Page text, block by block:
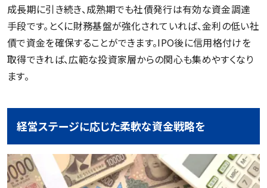
成長期に引き続き、成熟期でも社債発行は有効な資金調達
手段です。とくに財務基盤が強化されていれば、金利の低い社
債で資金を確保することができます。IPO後に信用格付けを
取得できれば、広範な投資家層からの関心も集めやすくなり
ます。
経営ステージに応じた柔軟な資金戦略を